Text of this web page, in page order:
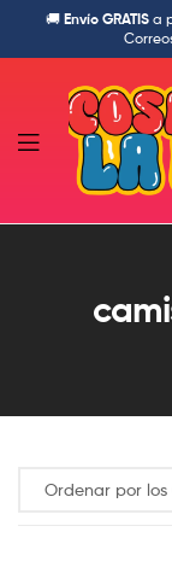
🚚 Envío GRATIS a
Cosas